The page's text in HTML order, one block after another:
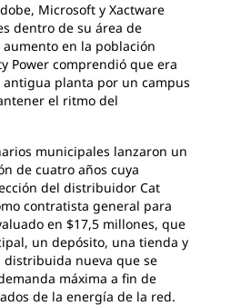
Microsoft y Xactware
dentro de su área de
en la población
Power comprendió que era
planta por un campus
el ritmo del
municipales lanzaron un
de cuatro años cuya
del distribuidor Cat
contratista general para
en $17,5 millones, que
un depósito, una tienda y
nueva que se
máxima a fin de
de la energía de la red.